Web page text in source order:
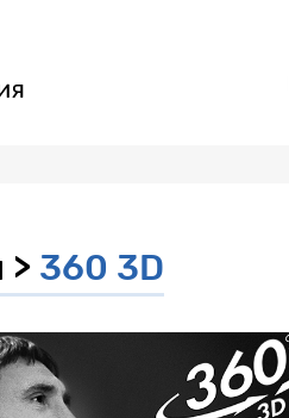
> 360 3D